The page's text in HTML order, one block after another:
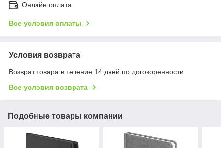
Онлайн оплата
Все условия оплаты
Условия возврата
Возврат товара в течение 14 дней по договоренности
Все условия возврата
Подобные товары компании